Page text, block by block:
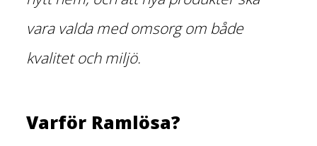
vara valda med omsorg om både
kvalitet och miljö.
Varför Ramlösa?